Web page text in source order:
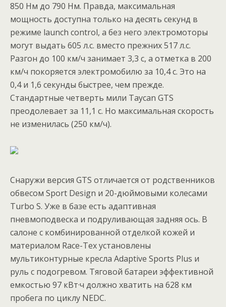
850 Нм до 790 Нм. Правда, максимальная
мощность доступна только на десять секунд в
режиме launch control, а без него электромоторы
могут выдать 605 л.с. вместо прежних 517 л.с.
Разгон до 100 км/ч занимает 3,3 с, а отметка в 200
км/ч покоряется электромобилю за 10,4 с. Это на
0,4 и 1,6 секунды быстрее, чем прежде.
Стандартные четверть мили Taycan GTS
преодолевает за 11,1 с. Но максимальная скорость
не изменилась (250 км/ч).
Снаружи версия GTS отличается от родственников
обвесом Sport Design и 20-дюймовыми колесами
Turbo S. Уже в базе есть адаптивная
пневмоподвеска и подруливающая задняя ось. В
салоне с комбинированной отделкой кожей и
материалом Race-Tex установлены
мультиконтурные кресла Adaptive Sports Plus и
руль с подогревом. Тяговой батареи эффективной
емкостью 97 кВт·ч должно хватить на 628 км
пробега по циклу NEDC.